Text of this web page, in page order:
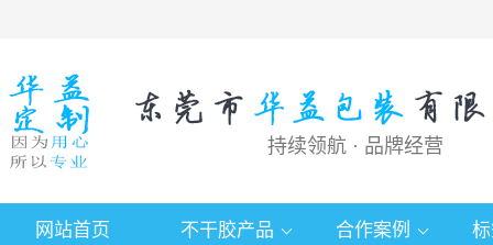
持续领航 · 品牌经营
网站首页 不干胶产品 合作案例